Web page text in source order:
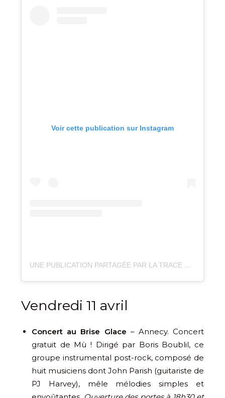
Voir cette publication sur Instagram
UNE PUBLICATION PARTAGÉE PAR LA TRACE FESTIVAL (@LA_TRACE_FESTIVAL)
Vendredi 11 avril
Concert au Brise Glace – Annecy. Concert
gratuit de Mù ! Dirigé par Boris Boublil, ce
groupe instrumental post-rock, composé de
huit musiciens dont John Parish (guitariste de
PJ Harvey), mêle mélodies simples et